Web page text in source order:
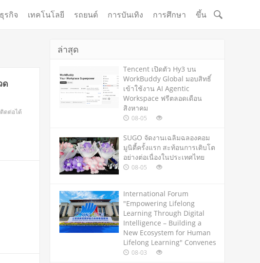
ธุรกิจ เทคโนโลยี รถยนต์ การบันเทิง การศึกษา ขึ้น
ด
ดต่อได้
ล่าสุด
Tencent เปิดตัว Hy3 บน
WorkBuddy Global มอบสิทธิ์
เข้าใช้งาน AI Agentic
Workspace ฟรีตลอดเดือน
สิงหาคม
08-05
SUGO จัดงานเฉลิมฉลองคอม
มูนิตี้ครั้งแรก สะท้อนการเติบโต
อย่างต่อเนื่องในประเทศไทย
08-05
International Forum
"Empowering Lifelong
Learning Through Digital
Intelligence – Building a
New Ecosystem for Human
Lifelong Learning" Convenes
08-03